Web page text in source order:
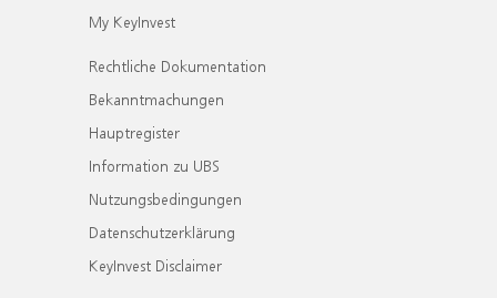
My KeyInvest
Rechtliche Dokumentation
Bekanntmachungen
Hauptregister
Information zu UBS
Nutzungsbedingungen
Datenschutzerklärung
KeyInvest Disclaimer